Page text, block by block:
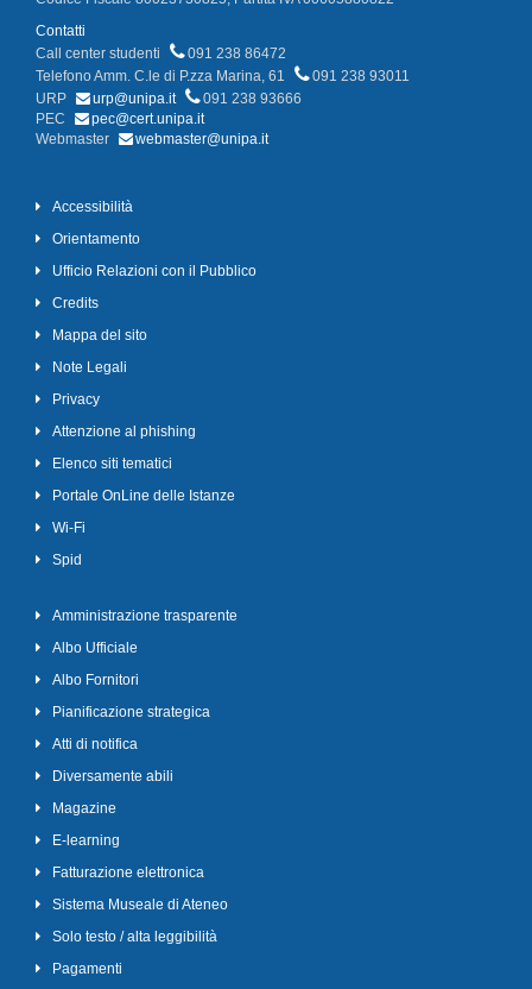
Contatti
Call center studenti
091 238 86472
Telefono Amm. C.le di P.zza Marina, 61
091 238 93011
URP
urp@unipa.it
091 238 93666
PEC
pec@cert.unipa.it
Webmaster
webmaster@unipa.it
Accessibilità
Orientamento
Ufficio Relazioni con il Pubblico
Credits
Mappa del sito
Note Legali
Privacy
Attenzione al phishing
Elenco siti tematici
Portale OnLine delle Istanze
Wi-Fi
Spid
Amministrazione trasparente
Albo Ufficiale
Albo Fornitori
Pianificazione strategica
Atti di notifica
Diversamente abili
Magazine
E-learning
Fatturazione elettronica
Sistema Museale di Ateneo
Solo testo / alta leggibilità
Pagamenti